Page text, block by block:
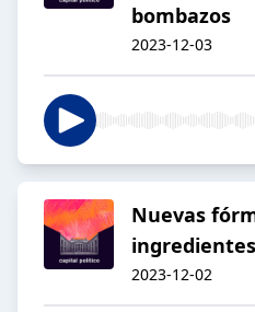
bombazos
2023-12-03
Nuevas
ingredientes
2023-12-02